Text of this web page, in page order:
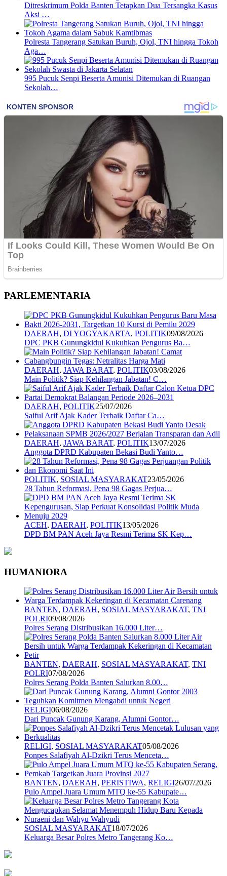
Ditreskrimum Polda Banten Tetapkan Dua Tersangka Kasus
Aksi …
Polresta Tangerang Satukan Buruh, Ojol, TNI hingga Tokoh
Aga…
995 Pucuk Senpi Beserta Amunisi Ditemukan di Ruangan
Sekolah…
PARLEMENTARIA
DAERAH, DI YOGYAKARTA, POLITIK09/08/2026
DPC PKB Gunungkidul Kukuhkan Pengurus Ba…
DAERAH, JAWA BARAT, POLITIK03/08/2026
Main Politik? Siap Kehilangan Jabatan! C…
DAERAH, POLITIK25/07/2026
Saiful Arif Ajak Kader Terbaik Daftar Ca…
DAERAH, JAWA BARAT, POLITIK13/07/2026
Anggota DPRD Kabupaten Bekasi Budi Yanto…
POLITIK, SOSIAL MASYARAKAT23/05/2026
28 Tahun Reformasi, Pena 98 Gagas Perjua…
ACEH, DAERAH, POLITIK13/05/2026
DPD BM PAN Aceh Jaya Resmi Terima SK Kep…
HUMANIORA
BANTEN, DAERAH, SOSIAL MASYARAKAT, TNI
POLRI09/08/2026
Polres Serang Distribusikan 16.000 Liter…
BANTEN, DAERAH, SOSIAL MASYARAKAT, TNI
POLRI07/08/2026
Polres Serang Polda Banten Salurkan 8.00…
RELIGI06/08/2026
Dari Puncak Gunung Karang, Alumni Gontor…
RELIGI, SOSIAL MASYARAKAT05/08/2026
Ponpes Salafiyah Al-Dzikri Terus Menceta…
BANTEN, DAERAH, PERISTIWA, RELIGI26/07/2026
Pulo Ampel Juara Umum MTQ ke-55 Kabupate…
SOSIAL MASYARAKAT18/07/2026
Keluarga Besar Polres Metro Tangerang Ko…